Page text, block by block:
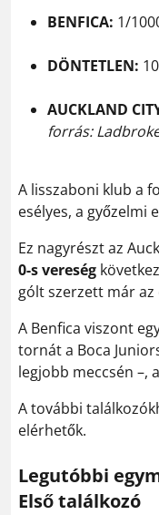
BENFICA: 1/
DÖNTETLEN:
AUCKLAND
forrás:
A lisszaboni klub a
esélyes, a győzelmi
Ez nagyrészt az
0-s vereség
gólt szerzett már az
A Benfica viszont
tornát a Boca
legjobb meccsén –,
A további
elérhetők.
Legutóbbi
Első találkozó